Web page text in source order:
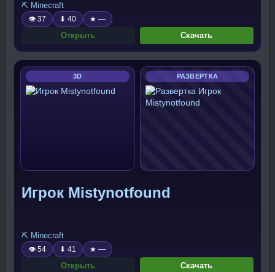
⛏️ Minecraft
👁 37 ⬇ 40 ★ —
Открыть Скачать
3D РАЗВЕРТКА
Игрок Mistynotfound
⛏️ Minecraft
👁 54 ⬇ 41 ★ —
Открыть Скачать